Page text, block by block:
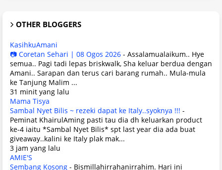
OTHER BLOGGERS
KasihkuAmani
📷 Coretan Sehari | 08 Ogos 2026 - Assalamualaikum.. Hye
semua.. Pagi tadi lepas briskwalk, Sha keluar berdua dengan
Amani.. Sarapan dan terus cari barang rumah.. Mula-mula
ke Tanjung Malim ...
31 minit yang lalu
Mama Tisya
Sambal Nyet Bilis ~ rezeki dapat ke Italy..syoknya !!! -
Peminat KhairulAming pasti tau dia dh keluarkan product
ke-4 iaitu *Sambal Nyet Bilis* spt last year dia ada buat
giveaway..kalini ke Italy plak mak...
3 jam yang lalu
AMIE'S
Sembang Kosong - Bismillahirrahanirrahim. Hari ini